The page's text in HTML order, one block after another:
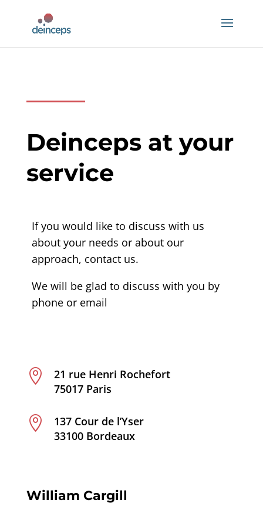
Deinceps at your
service
If you would like to discuss with us
about your needs or about our
approach, contact us.
We will be glad to discuss with you by
phone or email

21 rue Henri Rochefort
75017 Paris

137 Cour de l’Yser
33100 Bordeaux
William Cargill